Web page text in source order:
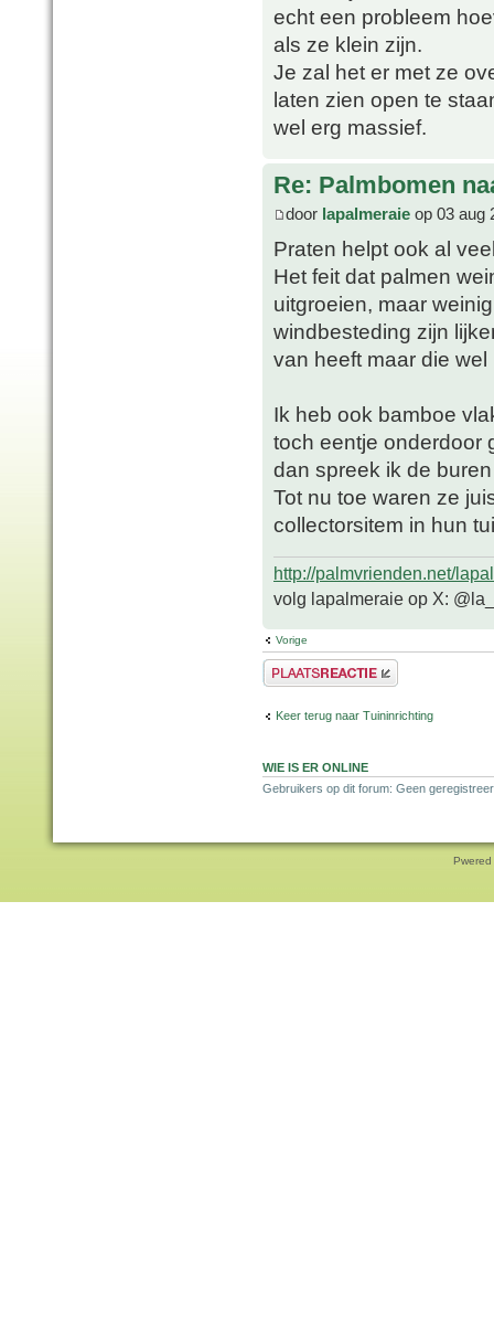
echt een probleem
als ze klein zijn.
Je zal het er met ze
laten zien open te
wel erg massief.
Re: Palmbomen
door lapalmeraie op 03 aug
Praten helpt ook al
Het feit dat palmen
uitgroeien, maar
windbesteding zijn
van heeft maar die
Ik heb ook bamboe
toch eentje onderdoor
dan spreek ik de
Tot nu toe waren ze
collectorsitem in hun
http://palmvrienden.net/
volg lapalmeraie op X:
Vorige
Plaats een reactie
Keer terug naar Tuininrichting
WIE IS ER ONLINE
Gebruikers op dit forum: Geen